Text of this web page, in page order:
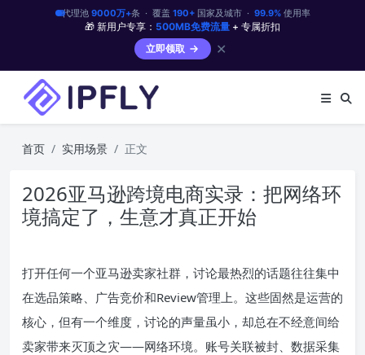
代理池 9000万+条 · 覆盖 190+国家及城市 · 99.9%使用率
🎁 新用户专享： 500MB免费流量 + 专属折扣
立即领取
✕
首页 实用场景 正文
2026亚马逊跨境电商实录：把网络环
境搞定了，生意才真正开始
打开任何一个亚马逊卖家社群，讨论最热烈的话题往往集中
在选品策略、广告竞价和Review管理上。这些固然是运营的
核心，但有一个维度，讨论的声量虽小，却总在不经意间给
卖家带来灭顶之灾——网络环境。账号关联被封、数据采集